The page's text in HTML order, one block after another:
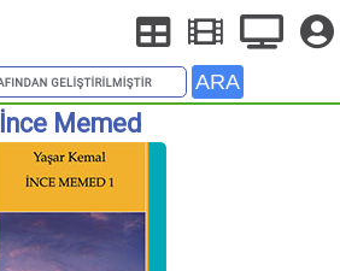
İnce Memed